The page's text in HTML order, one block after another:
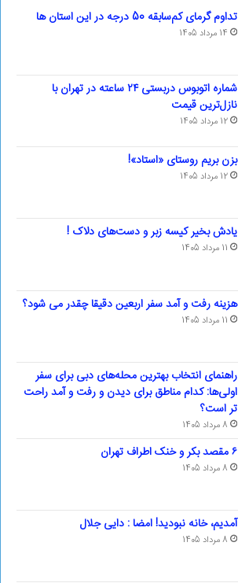
تداوم گرمای کم‌سابقه 50 درجه در این استان ها
14 مرداد 1405
شماره اتوبوس دربستی ۲۴ ساعته در تهران با
نازل‌ترین قیمت
12 مرداد 1405
بزن بریم روستای «استاد»!
12 مرداد 1405
یادش بخیر کیسه‌ زبر و دست‌های دلاک !
11 مرداد 1405
هزینه رفت و آمد سفر اربعین دقیقا چقدر می شود؟
11 مرداد 1405
راهنمای انتخاب بهترین محله‌های دبی برای سفر
اولی‌ها: کدام مناطق برای دیدن و رفت و آمد راحت
تر است؟
8 مرداد 1405
۶ مقصد بکر و خنک اطراف تهران
8 مرداد 1405
آمدیم، خانه نبودید! امضا : دایی جلال
8 مرداد 1405